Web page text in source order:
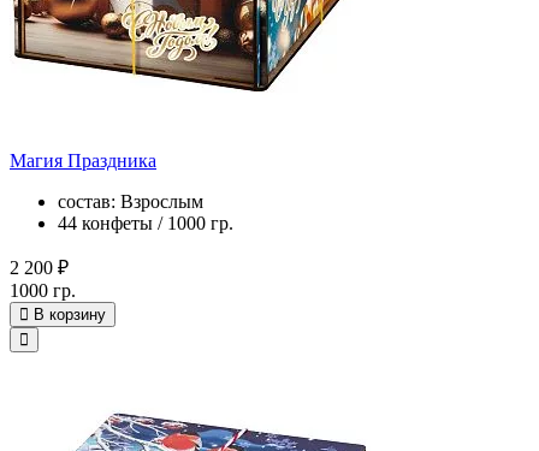
Магия Праздника
состав: Взрослым
44 конфеты / 1000 гр.
2 200 ₽
1000 гр.
В корзину